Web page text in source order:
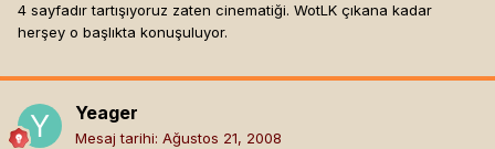
4 sayfadır tartışıyoruz zaten cinematiği. WotLK çıkana kadar
herşey o başlıkta konuşuluyor.
Yeager
Mesaj tarihi: Ağustos 21, 2008